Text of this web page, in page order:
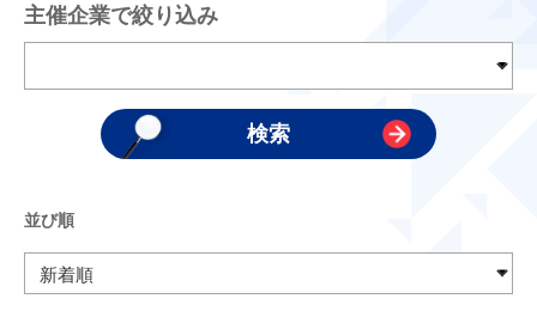
主催企業で絞り込み
並び順